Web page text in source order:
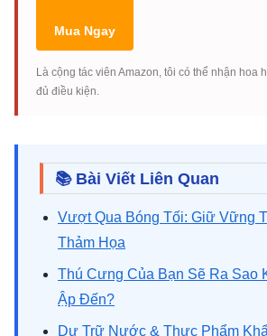
Mua Ngay
Là cộng tác viên Amazon, tôi có thể nhận hoa
đủ điều kiện.
📚 Bài Viết Liên Quan
Vượt Qua Bóng Tối: Giữ Vững
Thảm Họa
Thú Cưng Của Bạn Sẽ Ra Sao
Ập Đến?
Dự Trữ Nước & Thực Phẩm